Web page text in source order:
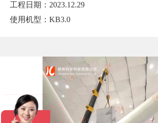
工程日期：2023.12.29
使用机型：KB3.0